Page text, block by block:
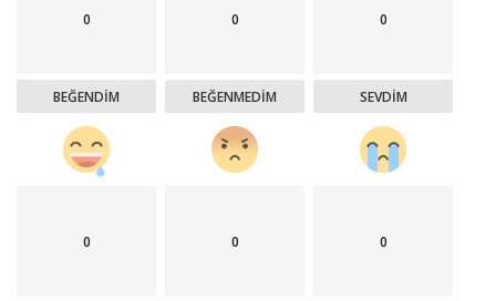
0
BEĞENDIM
0
BEĞENMEDIM
0
SEVDIM
0 0 0